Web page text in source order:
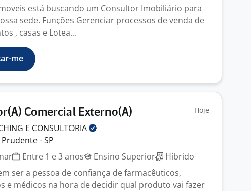
está buscando um Consultor Imobiliário para
sede. Funções Gerenciar processos de venda de
, casas e Lotea...
me
Comercial Externo(A) Hoje
E CONSULTORIA
- SP
Entre 1 e 3 anos Ensino Superior
Híbrido
ser a pessoa de confiança de farmacêuticos,
e médicos na hora de decidir qual produto vai fazer